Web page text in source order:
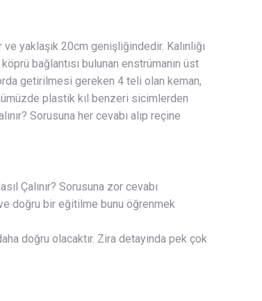
yaklaşık 20cm genişliğindedir. Kalınlığı
bağlantısı bulunan enstrümanın üst
getirilmesi gereken 4 teli olan keman,
plastik kıl benzeri sicimlerden
Sorusuna her cevabı alıp reçine
Çalınır? Sorusuna zor cevabı
doğru bir eğitilme bunu öğrenmek
doğru olacaktır. Zira detayında pek çok